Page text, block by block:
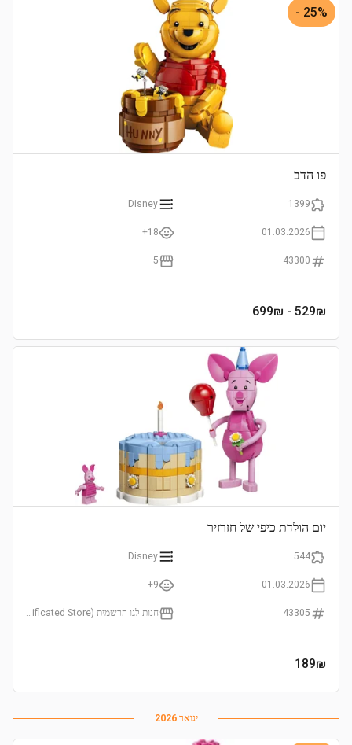
25% -
פו הדב
1399
Disney
01.03.2026
18+
43300
5
529₪
- 699₪
יום הולדת כיפי של חזרזיר
544
Disney
01.03.2026
9+
43305 חנות לגו הרשמית (LEGO Certificated Store)
189₪
ינואר 2026